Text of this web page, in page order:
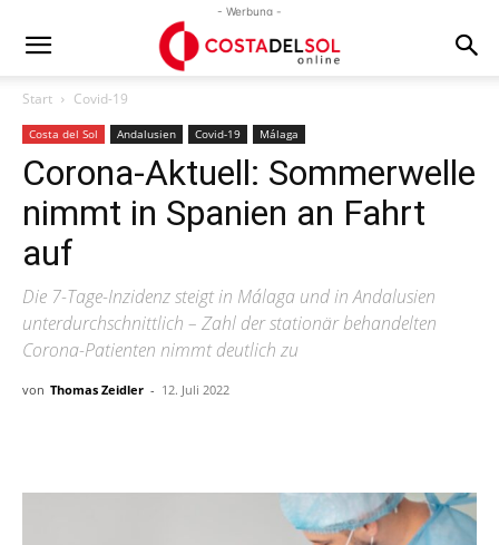
- Werbung -
Start Covid-19
Costa del Sol Andalusien Covid-19 Málaga
Corona-Aktuell: Sommerwelle
nimmt in Spanien an Fahrt
auf
Die 7-Tage-Inzidenz steigt in Málaga und in Andalusien
unterdurchschnittlich – Zahl der stationär behandelten
Corona-Patienten nimmt deutlich zu
von Thomas Zeidler - 12. Juli 2022